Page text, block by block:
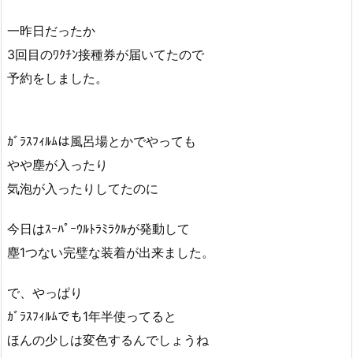
一昨日だったか
3回目のﾜｸﾁﾝ接種券が届いてたので
予約をしました。
ｶﾞﾗｽﾌｨﾙﾑは風呂場とかでやっても
やや塵が入ったり
気泡が入ったりしてたのに
今日はｽｰﾊﾟｰｳﾙﾄﾗﾐﾗｸﾙが発動して
塵1つない完璧な装着が出来ました。
で、やっぱり
ｶﾞﾗｽﾌｨﾙﾑでも1年半使ってると
ほんの少しは変色するんでしょうね